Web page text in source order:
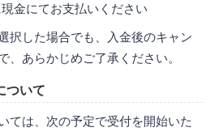
金にてお支払いください
択した場合でも、入金後のキャン
、あらかじめご了承ください。
ついて
ては、次の予定で受付を開始いた